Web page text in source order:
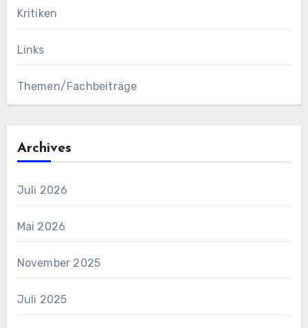
Kritiken
Links
Themen/Fachbeiträge
Archives
Juli 2026
Mai 2026
November 2025
Juli 2025